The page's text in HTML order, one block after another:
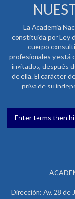
La Academia
constituida por Ley
cuerpo
profesionales y está
invitados, después
de ella. El carácter
priva de su
Dirección: Av. 28 de